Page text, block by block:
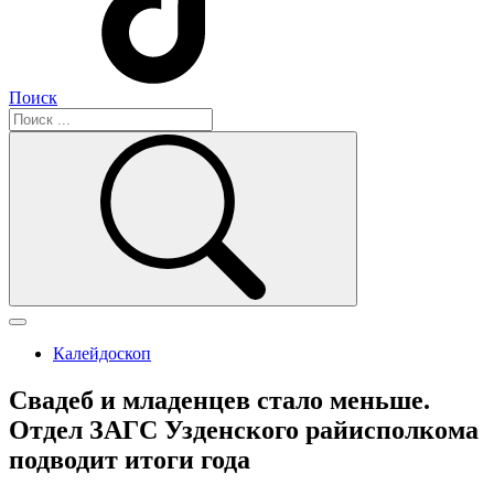
Поиск
Калейдоскоп
Свадеб и младенцев стало меньше.
Отдел ЗАГС Узденского райисполкома
подводит итоги года